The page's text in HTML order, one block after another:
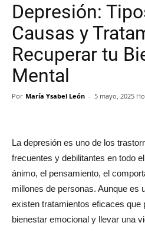
Depresión:
Causas y
Recuperar tu
Mental
Por María Ysabel León - 5 mayo, 2025
La depresión es uno de los
frecuentes y debilitantes en todo
ánimo, el pensamiento, el
millones de personas. Aunque es
existen tratamientos eficaces que
bienestar emocional y llevar una